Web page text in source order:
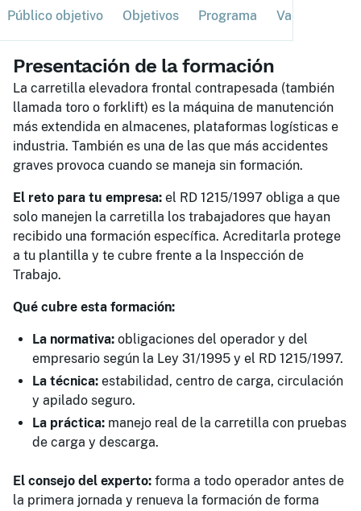
Público objetivo Objetivos Programa Validación
Presentación de la formación
La carretilla elevadora frontal contrapesada (también
llamada toro o forklift) es la máquina de manutención
más extendida en almacenes, plataformas logísticas e
industria. También es una de las que más accidentes
graves provoca cuando se maneja sin formación.
El reto para tu empresa: el RD 1215/1997 obliga a que
solo manejen la carretilla los trabajadores que hayan
recibido una formación específica. Acreditarla protege
a tu plantilla y te cubre frente a la Inspección de
Trabajo.
Qué cubre esta formación:
La normativa: obligaciones del operador y del
empresario según la Ley 31/1995 y el RD 1215/1997.
La técnica: estabilidad, centro de carga, circulación
y apilado seguro.
La práctica: manejo real de la carretilla con pruebas
de carga y descarga.
El consejo del experto: forma a todo operador antes de
la primera jornada y renueva la formación de forma